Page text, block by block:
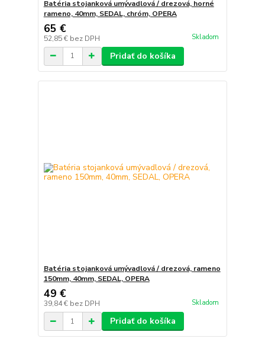
Batéria stojanková umývadlová / drezová, horné
rameno, 40mm, SEDAL, chróm, OPERA
65 €
52,85 € bez DPH Skladom
Pridať do košíka
Batéria stojanková umývadlová / drezová, rameno
150mm, 40mm, SEDAL, OPERA
49 €
39,84 € bez DPH Skladom
Pridať do košíka